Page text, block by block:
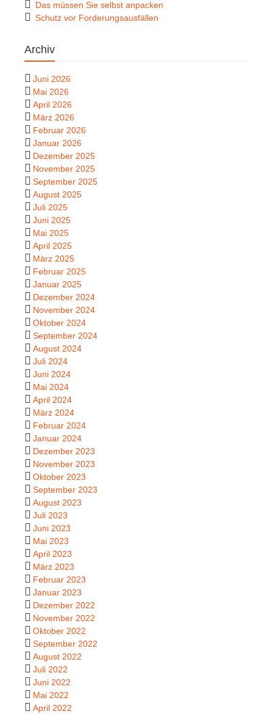
Das müssen Sie selbst anpacken
Schutz vor Forderungsausfällen
Archiv
Juni 2026
Mai 2026
April 2026
März 2026
Februar 2026
Januar 2026
Dezember 2025
November 2025
September 2025
August 2025
Juli 2025
Juni 2025
Mai 2025
April 2025
März 2025
Februar 2025
Januar 2025
Dezember 2024
November 2024
Oktober 2024
September 2024
August 2024
Juli 2024
Juni 2024
Mai 2024
April 2024
März 2024
Februar 2024
Januar 2024
Dezember 2023
November 2023
Oktober 2023
September 2023
August 2023
Juli 2023
Juni 2023
Mai 2023
April 2023
März 2023
Februar 2023
Januar 2023
Dezember 2022
November 2022
Oktober 2022
September 2022
August 2022
Juli 2022
Juni 2022
Mai 2022
April 2022